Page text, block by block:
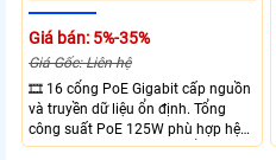
Giá bán: 5%-35%
Giá Gốc: Liên hệ
🎞 16 cổng PoE Gigabit cấp nguồn
và truyền dữ liệu ổn định. Tổng
công suất PoE 125W phù hợp hệ
thống camera IP vừa. 2 cổng RJ45